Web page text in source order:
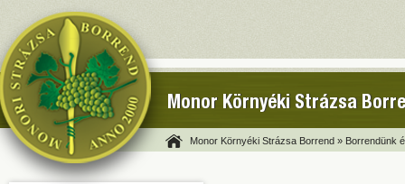
Monor Környéki Strázsa
Monor Környéki Strázsa Borrend » Borrendünk